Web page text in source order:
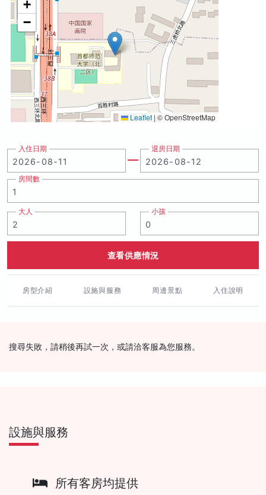
+
−
Leaflet | © OpenStreetMap
入住日期 退房日期
房間數
大人 小孩
查看供應情況
房型介紹 設施與服務 周邊景點 入住說明
搜尋失敗，請稍後再試一次，或請洽客服為您服務。
設施與服務
所有客房均提供